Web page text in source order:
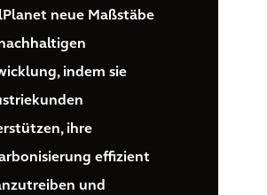
neue Maßstäbe
indem sie
ihre
effizient
und